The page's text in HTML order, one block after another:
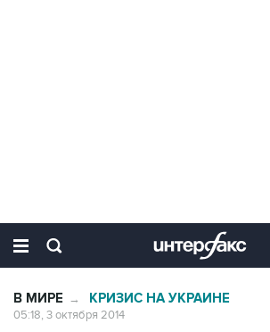
В МИРЕ → КРИЗИС НА УКРАИНЕ
05:18, 3 октября 2014